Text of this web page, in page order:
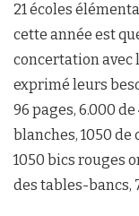
21 écoles
cette année est
concertation avec
exprimé leurs
96 pages, 6.000
blanches, 1050 de
1050 bics rouges
des tables-bancs,